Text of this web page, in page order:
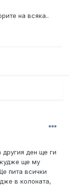
на всяка..
ден ще ги
ще му
пита всички
в колоната,